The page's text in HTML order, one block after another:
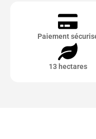
Paiement
13 hectares